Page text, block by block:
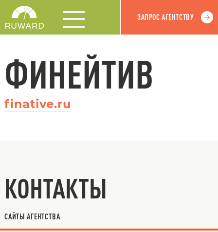
ЗАПРОС АГЕНТСТВУ
ФИНЕЙТИВ
finative.ru
КОНТАКТЫ
САЙТЫ АГЕНТСТВА